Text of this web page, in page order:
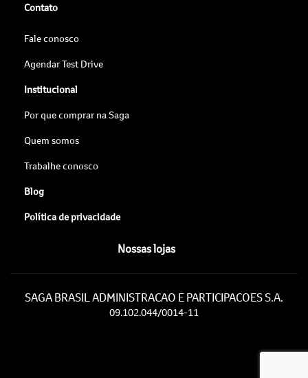
Contato
Fale conosco
Agendar Test Drive
Institucional
Por que comprar na Saga
Quem somos
Trabalhe conosco
Blog
Política de privacidade
Nossas lojas
SAGA BRASIL ADMINISTRACAO E PARTICIPACOES S.A.
09.102.044/0014-11